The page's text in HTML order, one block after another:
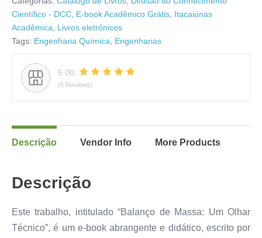
Científico - DCC, E-book Acadêmico Grátis, Itacaiúnas
Acadêmica, Livros eletrônicos
Tags: Engenharia Química, Engenharias
5.00
(5 Reviews)
Descrição Vendor Info More Products
Descrição
Este trabalho, intitulado “Balanço de Massa: Um Olhar
Técnico”, é um e-book abrangente e didático, escrito por